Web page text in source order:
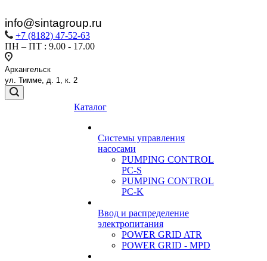
info@sintagroup.ru
+7 (8182) 47-52-63
ПН – ПТ : 9.00 - 17.00
Архангельск
ул. Тимме, д. 1, к. 2
Каталог
Системы управления
насосами
PUMPING CONTROL
PC-S
PUMPING CONTROL
PC-K
Ввод и распределение
электропитания
POWER GRID ATR
POWER GRID - MPD